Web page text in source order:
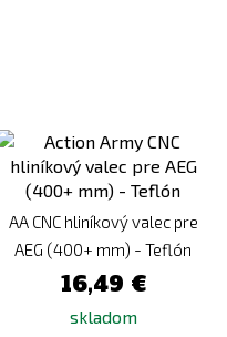
AA CNC hliníkový valec pre
AEG (400+ mm) - Teflón
16,49 €
skladom